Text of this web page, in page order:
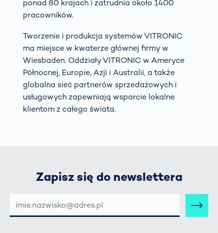
ponad 80 krajach i zatrudnia około 1400
pracowników.
Tworzenie i produkcja systemów VITRONIC
ma miejsce w kwaterze głównej firmy w
Wiesbaden. Oddziały VITRONIC w Ameryce
Północnej, Europie, Azji i Australii, a także
globalna sieć partnerów sprzedażowych i
usługowych zapewniają wsparcie lokalne
klientom z całego świata.
Zapisz się do newslettera
MAIL-
ADRESSE